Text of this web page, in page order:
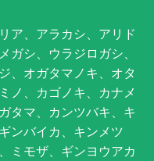
ア、アラカシ、アリド
ガシ、ウラジロガシ、
、オガタマノキ、オタ
ノ、カゴノキ、カナメ
タマ、カンツバキ、キ
ンバイカ、キンメツ
ミモザ、ギンヨウアカ